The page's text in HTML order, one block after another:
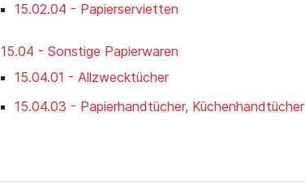
15.02.04 - Papierservietten
15.04 - Sonstige Papierwaren
15.04.01 - Allzwecktücher
15.04.03 - Papierhandtücher, Küchenhandtücher